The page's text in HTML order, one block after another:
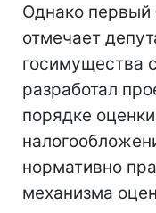
Однако первый
отмечает
госимущества
разработал
порядке
нормативно
механизма